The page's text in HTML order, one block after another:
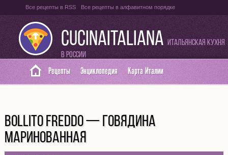
Все рецепты в RSS Все рецепты в алфавитном порядке
Оглавление на итальянском языке Карта сайта
CUCINAITALIANA Итальянская кухня
в России
Рецепты Энциклопедия Карта Италии
BOLLITO FREDDO — ГОВЯДИНА
МАРИНОВАННАЯ